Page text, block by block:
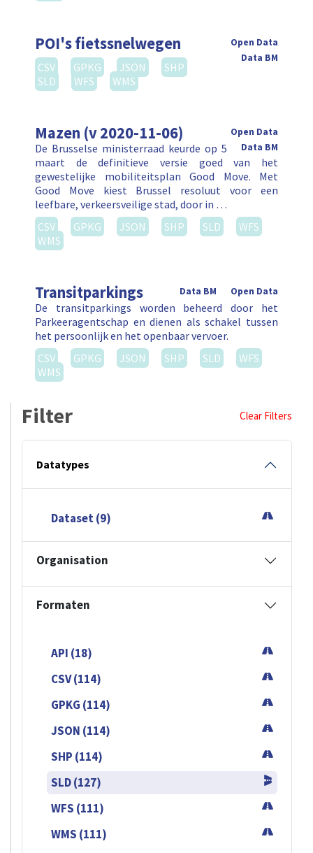
POI's fietssnelwegen
Open Data
Data BM
CSV GPKG JSON
SHP
SLD
WFS WMS
Mazen (v 2020-11-06)
Open Data
Data BM
De Brusselse ministerraad keurde op 5
maart de definitieve versie goed van het
gewestelijke mobiliteitsplan Good Move. Met
Good Move kiest Brussel resoluut voor een
leefbare, verkeersveilige stad, door in …
CSV
GPKG JSON SHP SLD
WFS
WMS
Transitparkings Open Data
Data BM
De transitparkings worden beheerd door het
Parkeeragentschap en dienen als schakel tussen
het persoonlijk en het openbaar vervoer.
CSV
GPKG JSON SHP SLD
WFS
WMS
Filter Clear Filters
Datatypes
Dataset (9)
Organisation
Formaten
API (18)
CSV (114)
GPKG (114)
JSON (114)
SHP (114)
SLD (127)
WFS (111)
WMS (111)